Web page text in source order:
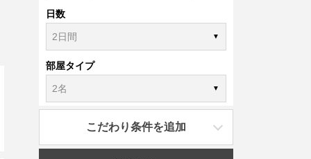
日数
部屋タイプ
こだわり条件を追加